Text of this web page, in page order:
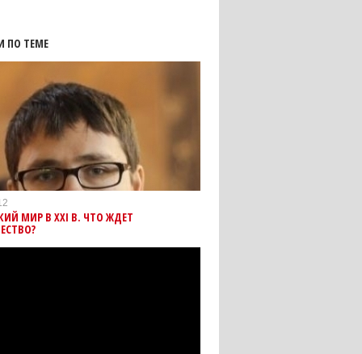
ПО ТЕМЕ
МИР В XXI В. ЧТО ЖДЕТ